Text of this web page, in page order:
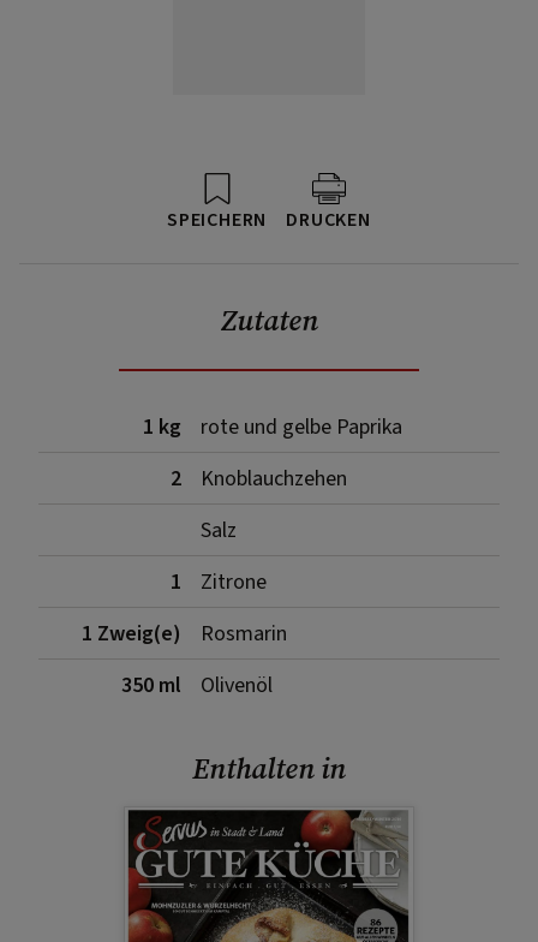
SPEICHERN DRUCKEN
Zutaten
1 kg
rote und gelbe Paprika
2
Knoblauchzehen
Salz
1
Zitrone
1 Zweig(e)
Rosmarin
350 ml
Olivenöl
Enthalten in